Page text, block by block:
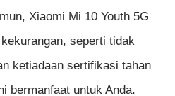
Xiaomi Mi 10 Youth 5G
seperti tidak
ketiadaan sertifikasi tahan
bermanfaat untuk Anda.